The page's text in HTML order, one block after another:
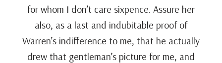
for whom I don’t care sixpence. Assure her
also, as a last and indubitable proof of
Warren’s indifference to me, that he actually
drew that gentleman’s picture for me, and